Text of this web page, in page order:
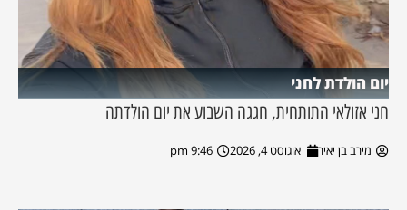
יום הולדת לחני
חני אזולאי התותחית, חגגה השבוע את יום הולדתה
מירב בן יאיר אוגוסט 4, 2026 9:46 pm